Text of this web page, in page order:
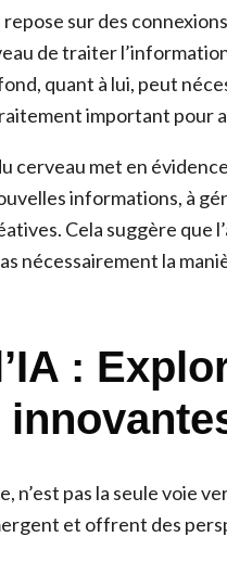
sur des
de traiter
quant à lui, peut
important pour
cerveau met en
informations, à
Cela suggère que
nécessairement la
:
n’est pas la seule voie
et offrent des